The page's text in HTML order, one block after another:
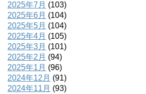
2025年7月 (103)
2025年6月 (104)
2025年5月 (104)
2025年4月 (105)
2025年3月 (101)
2025年2月 (94)
2025年1月 (96)
2024年12月 (91)
2024年11月 (93)